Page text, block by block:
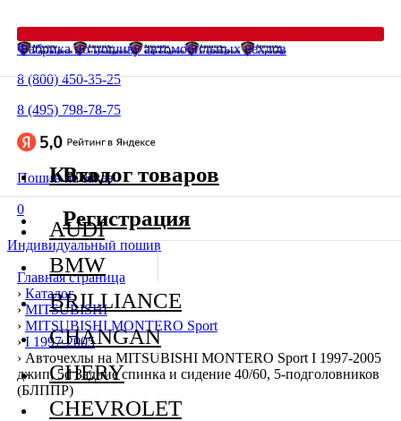
Фабрика по пошиву автомобильных чехлов
8 (800) 450-35-25
8 (495) 798-78-75
Пошив на заказ
0
Индивидуальный пошив
Главная страница
› Каталог
› MITSUBISHI
› MITSUBISHI MONTERO Sport
› I 1997-2005
› Авточехлы на MITSUBISHI MONTERO Sport I 1997-2005
джип, 5d Задние спинка и сидение 40/60, 5-подголовников
(БЛППР)
Каталог товаров
AUDI
BMW
BRILLIANCE
CHANGAN
CHERY
CHEVROLET
Вход
Регистрация